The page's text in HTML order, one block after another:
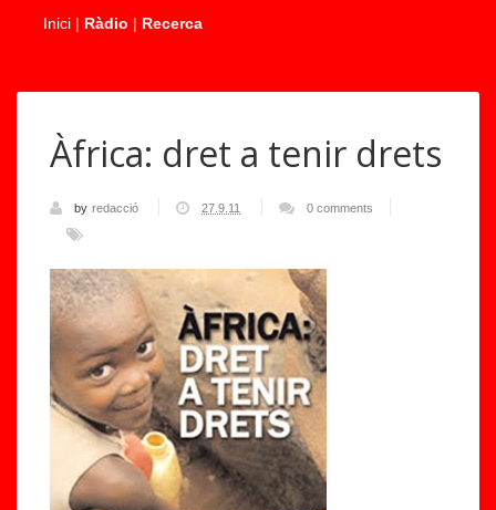
Inici | Ràdio | Recerca
Àfrica: dret a tenir drets
by redacció 27.9.11 0 comments